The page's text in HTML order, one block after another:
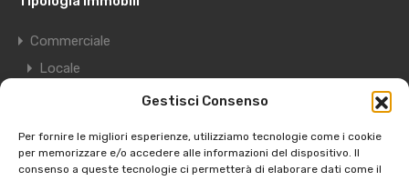
Gestisci Consenso
Per fornire le migliori esperienze, utilizziamo tecnologie come i cookie
per memorizzare e/o accedere alle informazioni del dispositivo. Il
consenso a queste tecnologie ci permetterà di elaborare dati come il
Commerciale
Locale
Residenziale
Appartamento